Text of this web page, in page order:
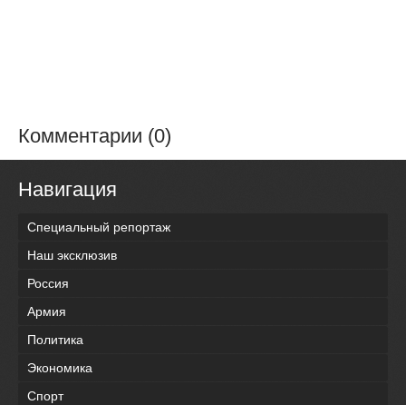
Комментарии (0)
Навигация
Специальный репортаж
Наш эксклюзив
Россия
Армия
Политика
Экономика
Спорт